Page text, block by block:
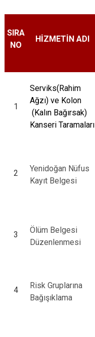
Cide
Daday
Devrekani
SIRA
NO
HİZMETİN ADI
1
Serviks(Rahim
Ağzı) ve Kolon
(Kalın Bağırsak)
Kanseri Taramaları
2
Yenidoğan Nüfus
Kayıt Belgesi
3
Ölüm Belgesi
Düzenlenmesi
4
Risk Gruplarına
Bağışıklama